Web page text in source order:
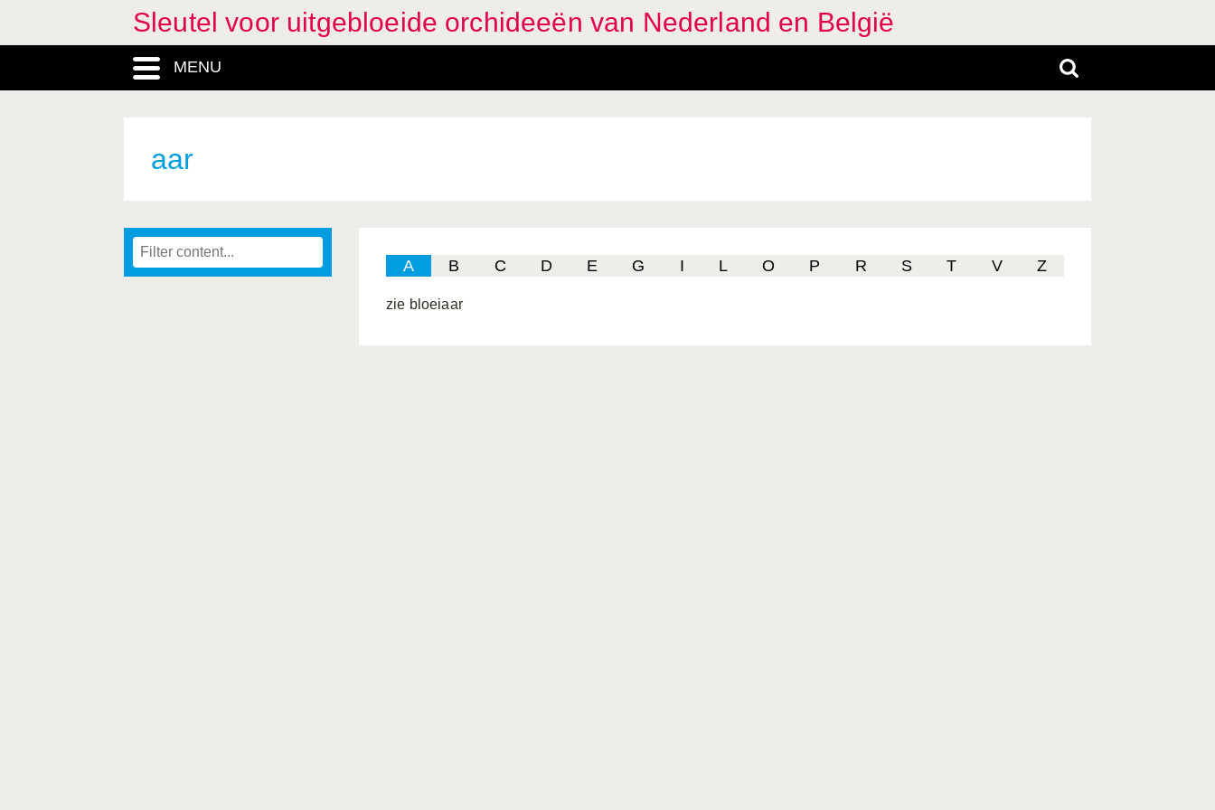
Sleutel voor uitgebloeide orchideeën van Nederland en België
MENU
aar
A B C D E G I L O P R S T V Z
zie bloeiaar